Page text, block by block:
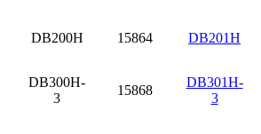
DB200H 15864 DB201H
DB300H-
3
15868
DB301H-
3